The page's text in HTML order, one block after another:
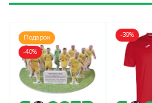
Подарок
-40%
-39%